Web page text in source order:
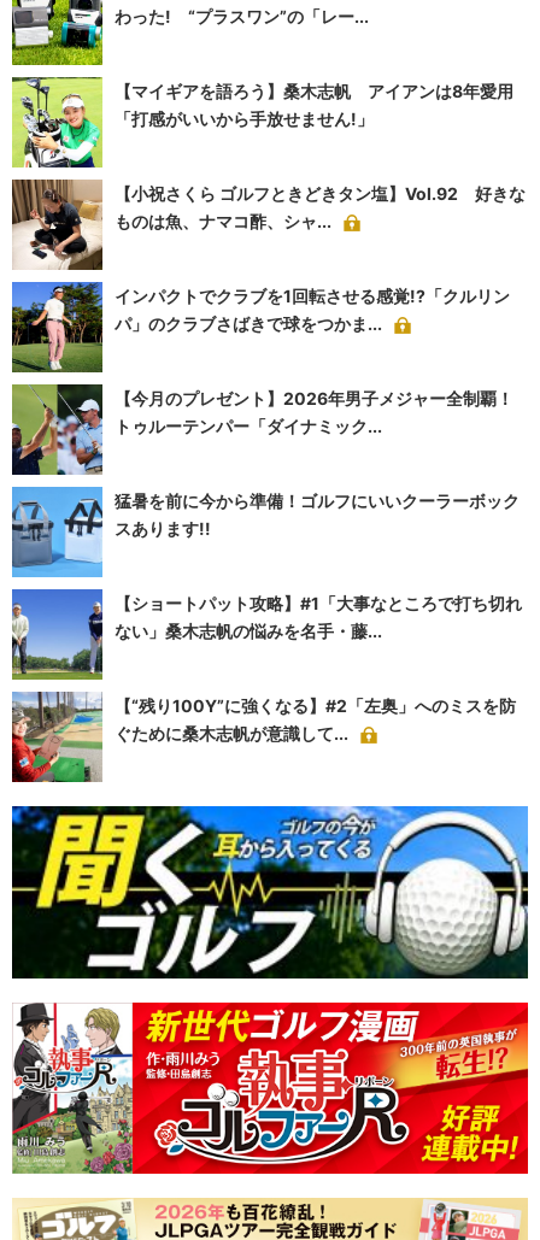
わった! “プラスワン”の「レー...
【マイギアを語ろう】桑木志帆 アイアンは8年愛用
「打感がいいから手放せません!」
【小祝さくら ゴルフときどきタン塩】Vol.92 好きな
ものは魚、ナマコ酢、シャ...
インパクトでクラブを1回転させる感覚!?「クルリン
パ」のクラブさばきで球をつかま...
【今月のプレゼント】2026年男子メジャー全制覇！
トゥルーテンパー「ダイナミック...
猛暑を前に今から準備！ゴルフにいいクーラーボック
スあります!!
【ショートパット攻略】#1「大事なところで打ち切れ
ない」桑木志帆の悩みを名手・藤...
【“残り100Y”に強くなる】#2「左奥」へのミスを防
ぐために桑木志帆が意識して...